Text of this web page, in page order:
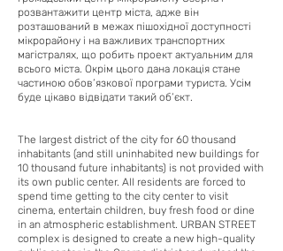
розвантажити центр міста, адже він
розташований в межах пішохідної доступності
мікрорайону і на важливих транспортних
магістралях, що робить проект актуальним для
всього міста. Окрім цього дана локація стане
частиною обов’язкової програми туриста. Усім
буде цікаво відвідати такий об’єкт.
The largest district of the city for 60 thousand
inhabitants (and still uninhabited new buildings for
10 thousand future inhabitants) is not provided with
its own public center. All residents are forced to
spend time getting to the city center to visit
cinema, entertain children, buy fresh food or dine
in an atmospheric establishment. URBAN STREET
complex is designed to create a new high-quality